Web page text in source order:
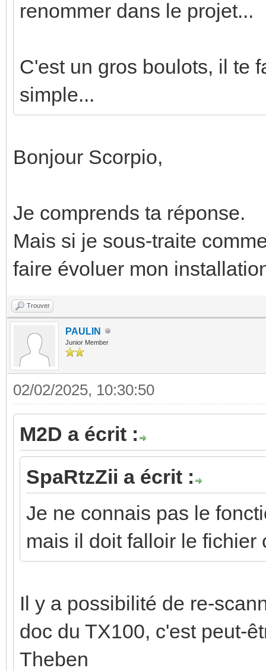
renommer dans le projet...
C'est un gros boulots, il te
simple...
Bonjour Scorpio,
Je comprends ta réponse.
Mais si je sous-traite
faire évoluer mon
Trouver
PAULIN
Junior Member
02/02/2025, 10:30:50
M2D a écrit :
SpaRtzZii a écrit :
Je ne connais pas le
mais il doit falloir le
Il y a possibilité de re-
doc du TX100, c'est peut-
Theben